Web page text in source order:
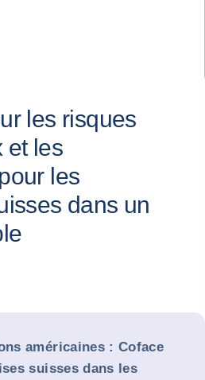
les risques
et les
les
dans un
américaines : Coface
suisses dans les